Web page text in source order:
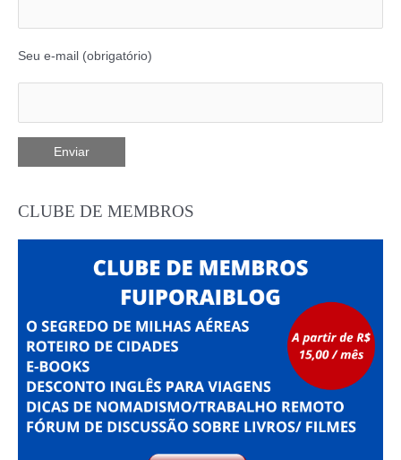
Seu e-mail (obrigatório)
CLUBE DE MEMBROS